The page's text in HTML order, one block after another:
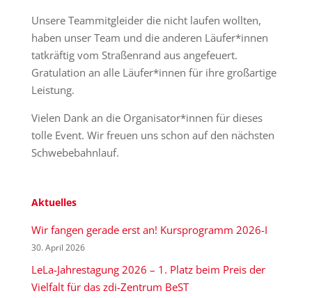
Unsere Teammitgleider die nicht laufen wollten,
haben unser Team und die anderen Läufer*innen
tatkräftig vom Straßenrand aus angefeuert.
Gratulation an alle Läufer*innen für ihre großartige
Leistung.
Vielen Dank an die Organisator*innen für dieses
tolle Event. Wir freuen uns schon auf den nächsten
Schwebebahnlauf.
Aktuelles
Wir fangen gerade erst an! Kursprogramm 2026-I
30. April 2026
LeLa-Jahrestagung 2026 – 1. Platz beim Preis der
Vielfalt für das zdi-Zentrum BeST